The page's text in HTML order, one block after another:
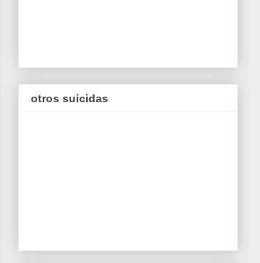
otros suicidas